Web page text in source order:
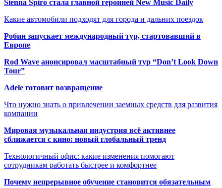
Sienna Spiro стала главной героиней New Music Daily
Какие автомобили подходят для города и дальних поездок
Робин запускает международный тур, стартовавший в
Европе
Rod Wave анонсировал масштабный тур “Don’t Look Down
Tour”
Adele готовит возвращение
Что нужно знать о привлечении заемных средств для развития
компании
Мировая музыкальная индустрия всё активнее
сближается с кино: новый глобальный тренд
Технологичный офис: какие изменения помогают
сотрудникам работать быстрее и комфортнее
Почему непрерывное обучение становится обязательным